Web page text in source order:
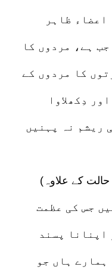
اعضاء ظاہر
ہے، مردوں کا
کا مردوں کے
دِکھلاوا
ریشم نہ پہنیں
(مجبوری کی حالت کے علاوہ) اس بات میں شک
جس کی عظمت
اپنانا پسند
ہاں جو